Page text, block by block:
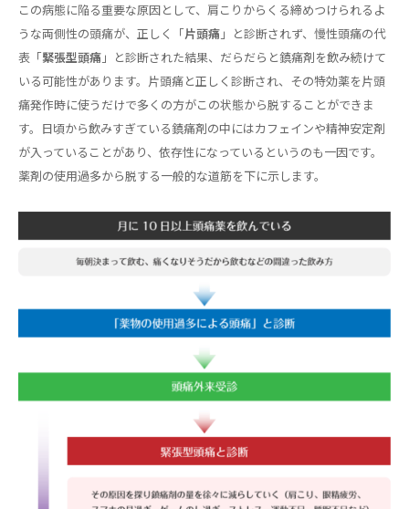
この病態に陥る重要な原因として、肩こりからくる締めつけられるよ
うな両側性の頭痛が、正しく「片頭痛 」と診断されず、慢性頭痛の代
表「緊張型頭痛 」と診断された結果、だらだらと鎮痛剤を飲み続けて
いる可能性があります。片頭痛と正しく診断され、その特効薬を片頭
痛発作時に使うだけで多くの方がこの状態から脱することができま
す。日頃から飲みすぎている鎮痛剤の中にはカフェインや精神安定剤
が入っていることがあり、依存性になっているというのも一因です。
薬剤の使用過多から脱する一般的な道筋を下に示します。